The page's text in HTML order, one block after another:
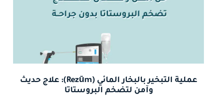
عملية التبخير بالبخار المائي (Rezūm): علاج حديث
وآمن لتضخم البروستاتا